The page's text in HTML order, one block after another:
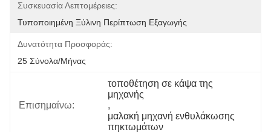
Συσκευασία Λεπτομέρειες:
Τυποποιημένη Ξύλινη Περίπτωση Εξαγωγής
Δυνατότητα Προσφοράς:
25 Σύνολα/μήνας
Επισημαίνω:
τοποθέτηση σε κάψα της
μηχανής
,
μαλακή μηχανή ενθυλάκωσης
πηκτωμάτων